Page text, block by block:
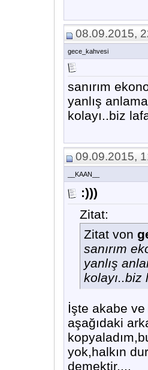
08.09.2015,
gece_kahvesi
sanırım
yanlış
kolayı..biz
09.09.2015,
__KAAN__
:)))
Zitat:
Zitat von
sanırım
yanlış
kolayı..biz
İşte akabe
aşağıdaki
yok,halkın
demektir....